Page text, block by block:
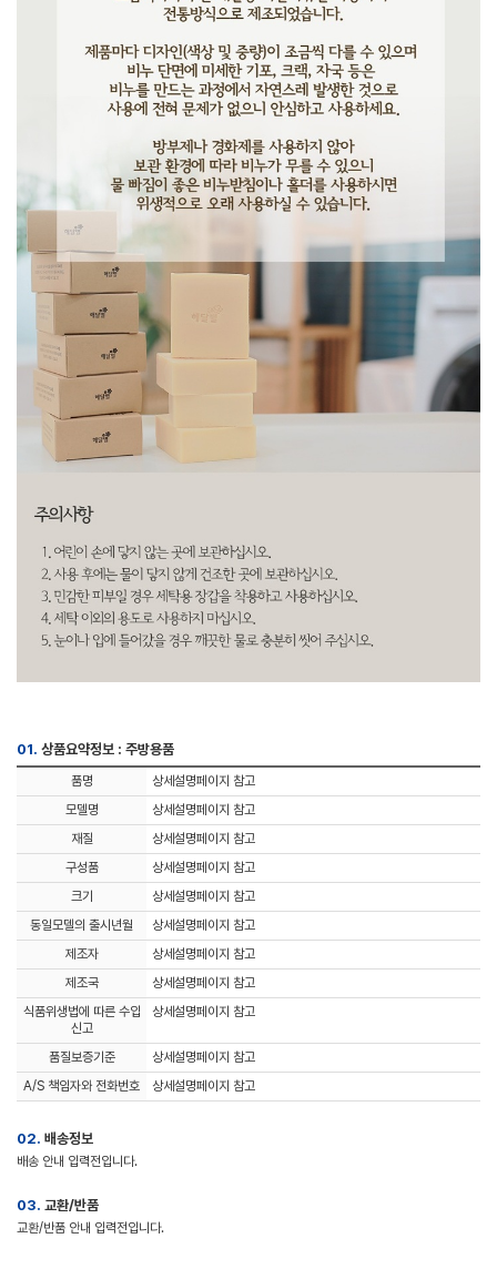
01. 상품요약정보 : 주방용품
품명
상세설명페이지 참고
모델명
상세설명페이지 참고
재질
상세설명페이지 참고
구성품
상세설명페이지 참고
크기
상세설명페이지 참고
동일모델의 출시년월
상세설명페이지 참고
제조자
상세설명페이지 참고
제조국
상세설명페이지 참고
식품위생법에 따른 수입
신고
상세설명페이지 참고
품질보증기준
상세설명페이지 참고
A/S 책임자와 전화번호
상세설명페이지 참고
02. 배송정보
배송 안내 입력전입니다.
03. 교환/반품
교환/반품 안내 입력전입니다.